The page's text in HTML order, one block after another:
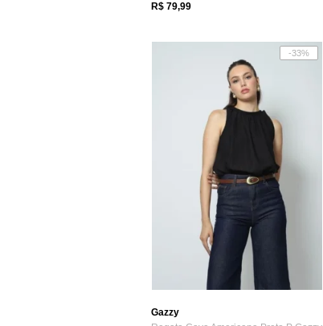
R$ 79,99
-33%
Gazzy